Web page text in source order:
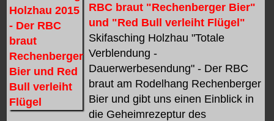
RBC braut "Rechenberger Bier"
und "Red Bull verleiht Flügel"
Skifasching Holzhau "Totale
Verblendung -
Dauerwerbesendung" - Der RBC
braut am Rodelhang Rechenberger
Bier und gibt uns einen Einblick in
die Geheimrezeptur des